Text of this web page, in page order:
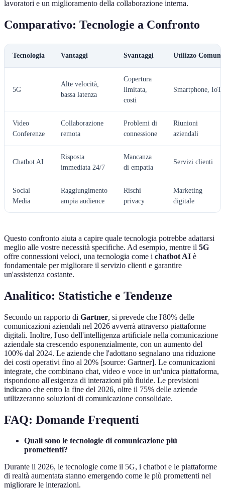
lavoratori e un miglioramento della collaborazione interna.
Comparativo: Tecnologie a Confronto
Tecnologia Vantaggi Svantaggi Utilizzo Comune
5G
Alte velocità,
bassa latenza
Copertura
limitata,
costi
Smartphone, IoT
Video
Conferenze
Collaborazione
remota
Problemi di
connessione
Riunioni
aziendali
Chatbot AI
Risposta
immediata 24/7
Mancanza
di empatia
Servizi clienti
Social
Media
Raggiungimento
ampia audience
Rischi
privacy
Marketing
digitale
Questo confronto aiuta a capire quale tecnologia potrebbe adattarsi
meglio alle vostre necessità specifiche. Ad esempio, mentre il 5G
offre connessioni veloci, una tecnologia come i chatbot AI è
fondamentale per migliorare il servizio clienti e garantire
un'assistenza costante.
Analitico: Statistiche e Tendenze
Secondo un rapporto di Gartner, si prevede che l'80% delle
comunicazioni aziendali nel 2026 avverrà attraverso piattaforme
digitali. Inoltre, l'uso dell'intelligenza artificiale nella comunicazione
aziendale sta crescendo esponenzialmente, con un aumento del
100% dal 2024. Le aziende che l'adottano segnalano una riduzione
dei costi operativi fino al 20% [source: Gartner]. Le comunicazioni
integrate, che combinano chat, video e voce in un'unica piattaforma,
rispondono all'esigenza di interazioni più fluide. Le previsioni
indicano che entro la fine del 2026, oltre il 75% delle aziende
utilizzeranno soluzioni di comunicazione consolidate.
FAQ: Domande Frequenti
Quali sono le tecnologie di comunicazione più
promettenti?
Durante il 2026, le tecnologie come il 5G, i chatbot e le piattaforme
di realtà aumentata stanno emergendo come le più promettenti nel
migliorare le interazioni.